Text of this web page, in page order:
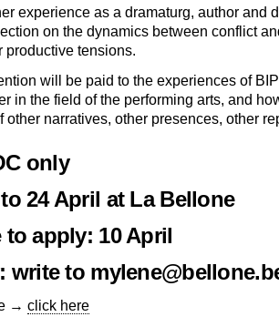
experience as a dramaturg, author and
on the dynamics between conflict
productive tensions.
will be paid to the experiences of
in the field of the performing arts, and
other narratives, other presences, other
only
24 April at La Bellone
to apply: 10 April
write to
→ click here